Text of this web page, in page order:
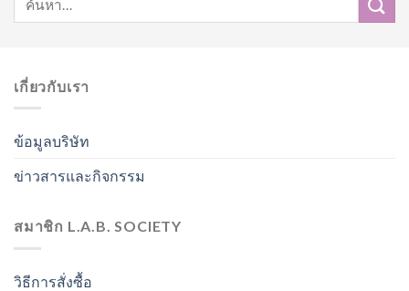
เกี่ยวกับเรา
ข้อมูลบริษัท
ข่าวสารและกิจกรรม
สมาชิก L.A.B. SOCIETY
วิธีการสั่งซื้อ